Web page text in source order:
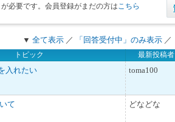
必要です。会員登録がまだの方は こちら
▼ 全て表示 ／ 「回答受付中」のみ表示 ／
トピック 最新投稿者
入れたい
toma100
て
どなどな